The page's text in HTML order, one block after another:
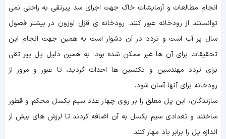
انجام مطالعات و آزمایشات خاک جهت اجرای سد پیرتقی به راحتی نمی
توانستند از رودخانه عبور کنند. رودخانه ی قزل اوزون در بیشتر فصول
سال پر آب است و تردد در آن دشوار است به همین جهت انجام این
تحقیقات برای آن ها غیر ممکن شده بود. به همین دلیل پل پیر تقی
برای تردد مهندسین و تکنسین ها احداث گردید، تا عبور و مرور از
رودخانه برای آنها آسان شود.
سازندگان، این پل معلق را بر روی چهار عدد سیم بکسل محکم و قطور
ساختند و تعدادی سیم بکسل به آن اضافه کردند تا لرزش های بیش از
اندازه پل را برابر باد مهار کنند.